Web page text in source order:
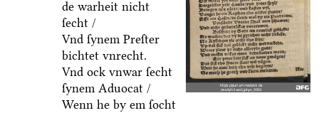
de warheit nicht
ſecht /
Vnd ſynem Preſter
bichtet vnrecht.
Vnd ock vnwar ſecht
ſynem Aduocat /
Wenn he by em ſocht